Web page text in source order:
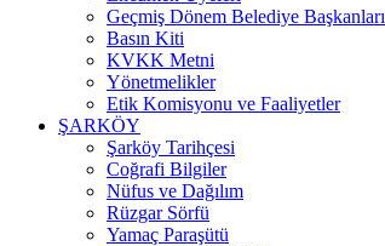
Geçmiş Dönem Belediye Başkanları
Basın Kiti
KVKK Metni
Yönetmelikler
Etik Komisyonu ve Faaliyetler
ŞARKÖY
Şarköy Tarihçesi
Coğrafi Bilgiler
Nüfus ve Dağılım
Rüzgar Sörfü
Yamaç Paraşütü